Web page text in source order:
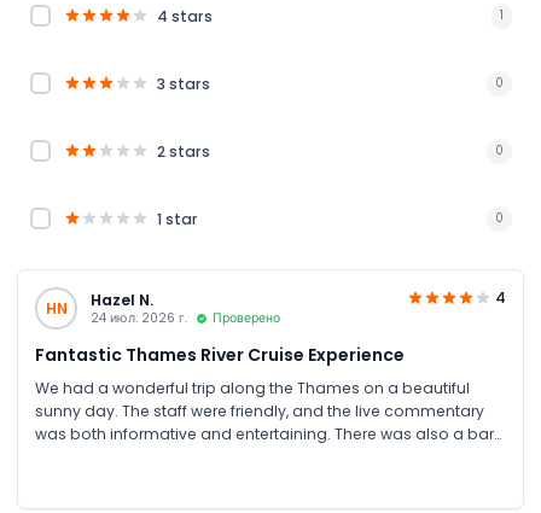
4 stars 1
3 stars 0
2 stars 0
1 star 0
HN Hazel N.
24 июл. 2026 г. Проверено
4
Fantastic Thames River Cruise Experience
We had a wonderful trip along the Thames on a beautiful
sunny day. The staff were friendly, and the live commentary
was both informative and entertaining. There was also a bar